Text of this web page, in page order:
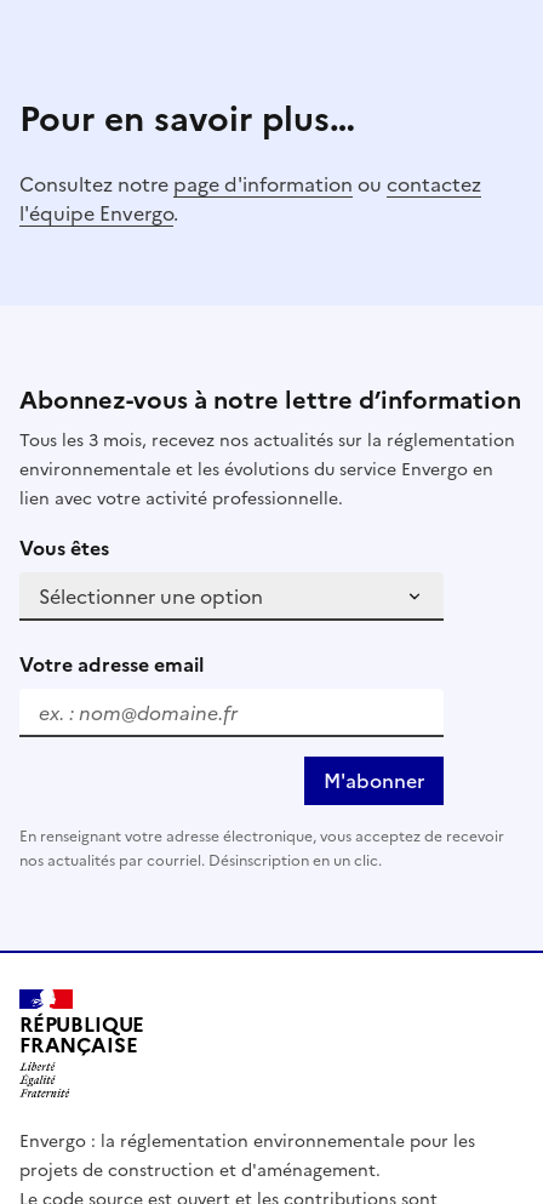
Pour en savoir plus…
Consultez notre page d'information ou contactez
l'équipe Envergo.
Abonnez-vous à notre lettre d’information
Tous les 3 mois, recevez nos actualités sur la réglementation
environnementale et les évolutions du service Envergo en
lien avec votre activité professionnelle.
Vous êtes
Votre adresse email
M'abonner
En renseignant votre adresse électronique, vous acceptez de recevoir
nos actualités par courriel. Désinscription en un clic.
RÉPUBLIQUE
FRANÇAISE
Envergo : la réglementation environnementale pour les
projets de construction et d'aménagement.